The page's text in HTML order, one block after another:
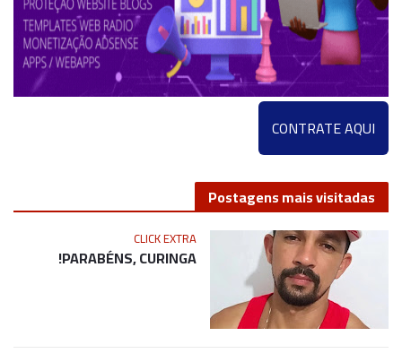
CONTRATE AQUI
Postagens mais visitadas
CLICK EXTRA
PARABÉNS, CURINGA!